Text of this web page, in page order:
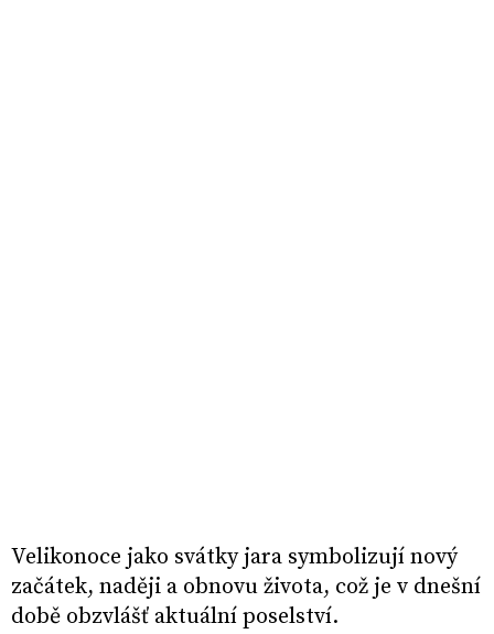
Velikonoce jako svátky jara symbolizují nový
začátek, naději a obnovu života, což je v dnešní
době obzvlášť aktuální poselství.